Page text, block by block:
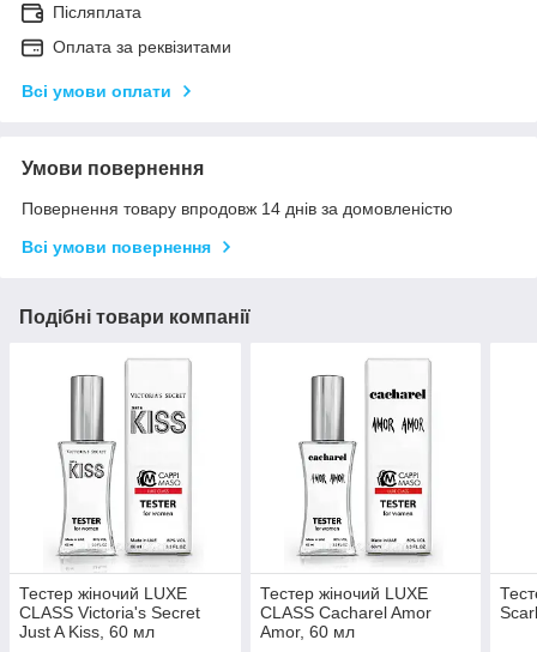
Післяплата
Оплата за реквізитами
Всі умови оплати
Умови повернення
Повернення товару впродовж 14 днів за домовленістю
Всі умови повернення
Подібні товари компанії
Тестер жіночий LUXE
CLASS Victoria's Secret
Just A Kiss, 60 мл
Тестер жіночий LUXE
CLASS Cacharel Amor
Amor, 60 мл